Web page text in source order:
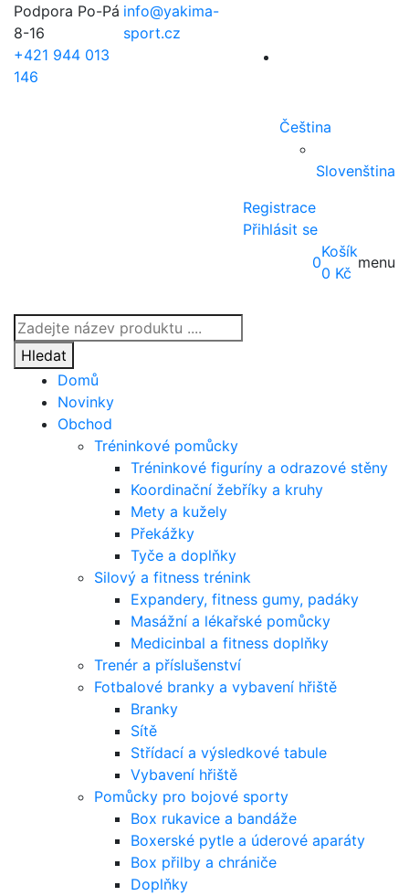
Podpora Po-Pá
8-16
+421 944 013
146
info@yakima-
sport.cz
Čeština
Slovenština
Registrace
Přihlásit se
Products
search
Hledat
0
Košík
0 Kč
menu
Domů
Novinky
Obchod
Tréninkové pomůcky
Tréninkové figuríny a odrazové stěny
Koordinační žebříky a kruhy
Mety a kužely
Překážky
Tyče a doplňky
Silový a fitness trénink
Expandery, fitness gumy, padáky
Masážní a lékařské pomůcky
Medicinbal a fitness doplňky
Trenér a příslušenství
Fotbalové branky a vybavení hřiště
Branky
Sítě
Střídací a výsledkové tabule
Vybavení hřiště
Pomůcky pro bojové sporty
Box rukavice a bandáže
Boxerské pytle a úderové aparáty
Box přilby a chrániče
Doplňky